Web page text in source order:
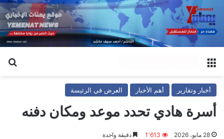
أخبار وتقارير أهم الأخبار العرض في الرئيسة
أسرة هادي تحدد موعد ومكان دفنه
28 مايو، 2026 1٬613 دقيقة واحدة